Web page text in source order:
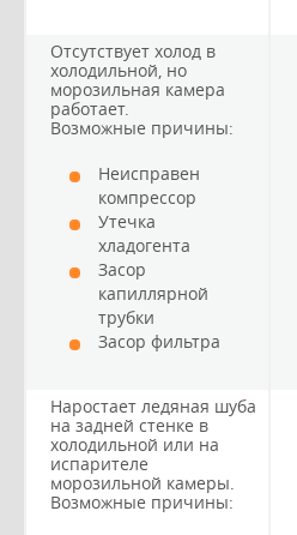
Отсутствует холод в
холодильной, но
морозильная камера
работает.
Возможные причины:
Неисправен
компрессор
Утечка
хладогента
Засор
капиллярной
трубки
Засор фильтра
Наростает ледяная шуба
на задней стенке в
холодильной или на
испарителе
морозильной камеры.
Возможные причины: